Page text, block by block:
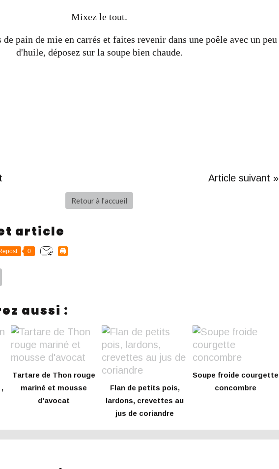
Mixez le tout.
de pain de mie en carrés et faites revenir dans une poêle avec un peu
d'huile, déposez sur la soupe bien chaude.
Article suivant »
Retour à l'accueil
article
0
aussi :
Tartare de Thon rouge
mariné et mousse
d'avocat
Flan de petits pois,
lardons, crevettes au
jus de coriandre
Soupe froide courgette
concombre